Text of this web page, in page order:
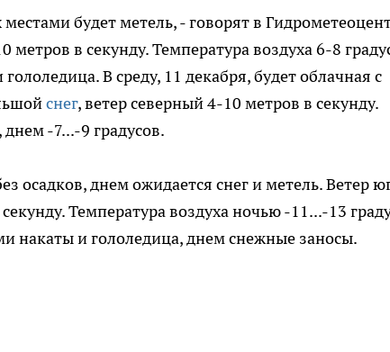
будет метель, - говорят в
в секунду. Температура воздуха 6-8
В среду, 11 декабря, будет облачная с
снег, ветер северный 4-10 метров в секунду.
-7...-9 градусов.
осадков, днем ожидается снег и метель. Ветер
Температура воздуха ночью -11...-13
накаты и гололедица, днем снежные заносы.